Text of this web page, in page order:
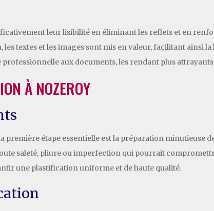
leur lisibilité en éliminant les reflets et en
textes et les images sont mis en valeur, facilitant ainsi
aux documents, les rendant plus
À NOZEROY
première étape essentielle est la préparation minutieuse
saleté, pliure ou imperfection qui pourrait
une plastification uniforme et de haute qualité.